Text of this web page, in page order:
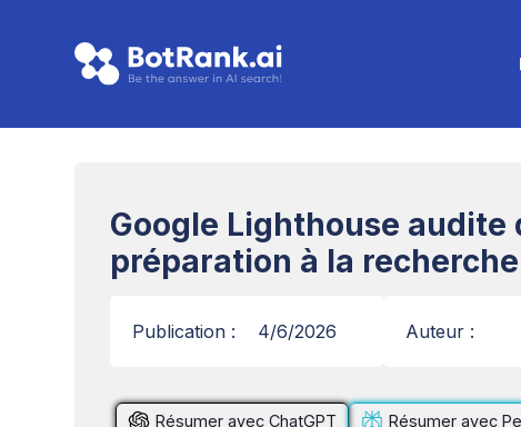
Google Lighthouse
préparation à la
Publication : 4/6/2026 Auteur :
Résumer avec ChatGPT Résumer avec